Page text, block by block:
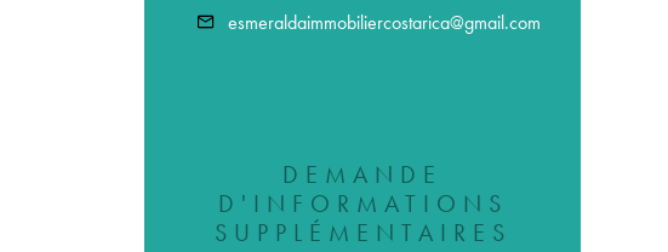
esmeraldaimmobiliercostarica@gmail.com
DEMANDE
D'INFORMATIONS
SUPPLÉMENTAIRES